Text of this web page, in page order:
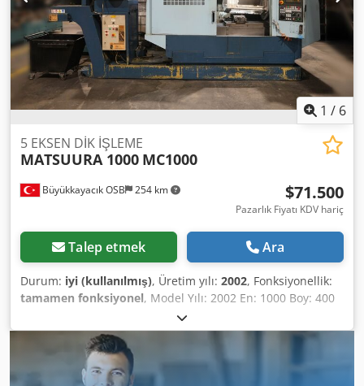
1 / 6
Büyükkayacık OSB 254 km
5 EKSEN DİK İŞLEME
MATSUURA 1000 MC1000
$71.500
Pazarlık Fiyatı KDV hariç
Talep etmek Ara
Durum: iyi (kullanılmış), Üretim yılı: 2002, Fonksiyonellik:
tamamen fonksiyonel, Model Yılı: 2002 En: 1000 Boy: 400
Yükseklik: 700 Eksen Sayısı: 5 Dedpfsx Uwr Tjx Ab Hsck
Tutucu: SK50 Mil Hızı (Rpm): 15.000 İşlenebilir Malzeme
Cinsi: Çelik, Alüminyum, Titanyum, grafit, Bakır, İnvar,
Kompozit, Derlin, Peek